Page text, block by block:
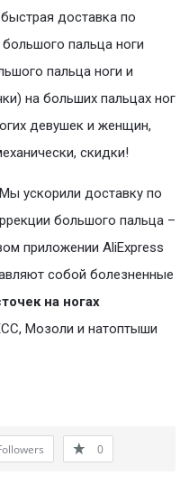
доставка по
пальца ноги
пальца ноги и
на больших пальцах ног
девушек и женщин,
скидки!
ускорили доставку по
большого пальца –
приложении AliExpress
собой болезненные
на ногах
Мозоли и натоптыши
0